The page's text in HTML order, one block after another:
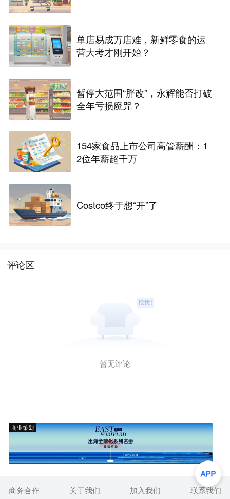
单店易成万店难，新鲜零食的运
营大考才刚开始？
暂停大范围“胖改”，永辉能否打破
全年亏损魔咒？
154家食品上市公司高管薪酬：1
2位年薪超千万
Costco终于想“开”了
评论区
暂无评论
商业策划
商务合作 关于我们 加入我们 联系我们